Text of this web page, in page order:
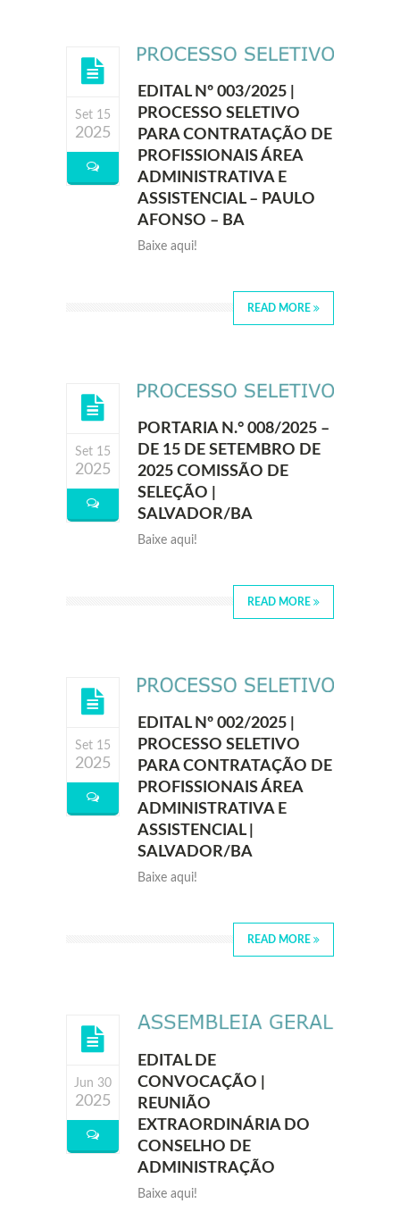
Set 15
2025
EDITAL Nº 003/2025 |
PROCESSO SELETIVO
PARA CONTRATAÇÃO DE
PROFISSIONAIS ÁREA
ADMINISTRATIVA E
ASSISTENCIAL – PAULO
AFONSO – BA
Baixe aqui!
READ MORE
Set 15
2025
PORTARIA N.° 008/2025 –
DE 15 DE SETEMBRO DE
2025 COMISSÃO DE
SELEÇÃO |
SALVADOR/BA
Baixe aqui!
READ MORE
Set 15
2025
EDITAL Nº 002/2025 |
PROCESSO SELETIVO
PARA CONTRATAÇÃO DE
PROFISSIONAIS ÁREA
ADMINISTRATIVA E
ASSISTENCIAL |
SALVADOR/BA
Baixe aqui!
READ MORE
Jun 30
2025
EDITAL DE
CONVOCAÇÃO |
REUNIÃO
EXTRAORDINÁRIA DO
CONSELHO DE
ADMINISTRAÇÃO
Baixe aqui!